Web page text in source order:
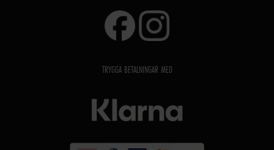
TRYGGA BETALNINGAR MED